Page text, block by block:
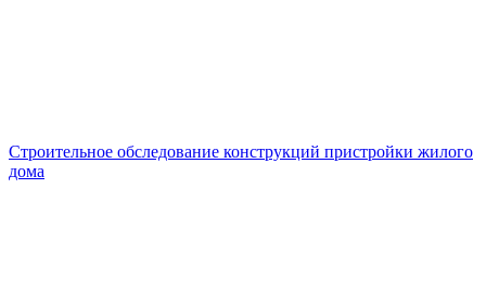
Строительное обследование конструкций пристройки жилого
дома